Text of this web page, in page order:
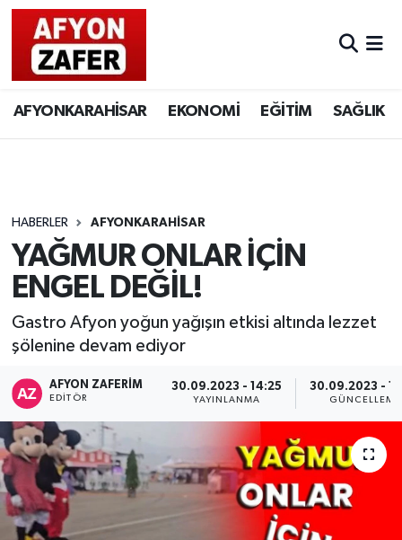
AFYONKARAHİSAR EKONOMİ EĞİTİM SAĞLIK
HABERLER AFYONKARAHİSAR
YAĞMUR ONLAR İÇİN
ENGEL DEĞİL!
Gastro Afyon yoğun yağışın etkisi altında lezzet
şölenine devam ediyor
AFYON ZAFERİM
EDITÖR
30.09.2023 - 14:25
YAYINLANMA
30.09.2023 -
GÜNCELLEME